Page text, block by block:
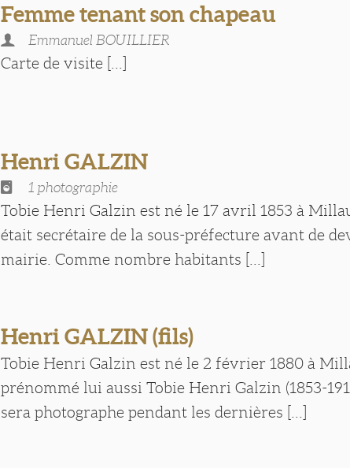
Femme tenant son chapeau
Emmanuel BOUILLIER
Carte de visite [...]
Henri GALZIN
1 photographie
Tobie Henri Galzin est né le 17 avril 1853 à
était secrétaire de la sous-préfecture avant de
mairie. Comme nombre habitants [...]
Henri GALZIN (fils)
Tobie Henri Galzin est né le 2 février 1880 à
prénommé lui aussi Tobie Henri Galzin (1853-
sera photographe pendant les dernières [...]